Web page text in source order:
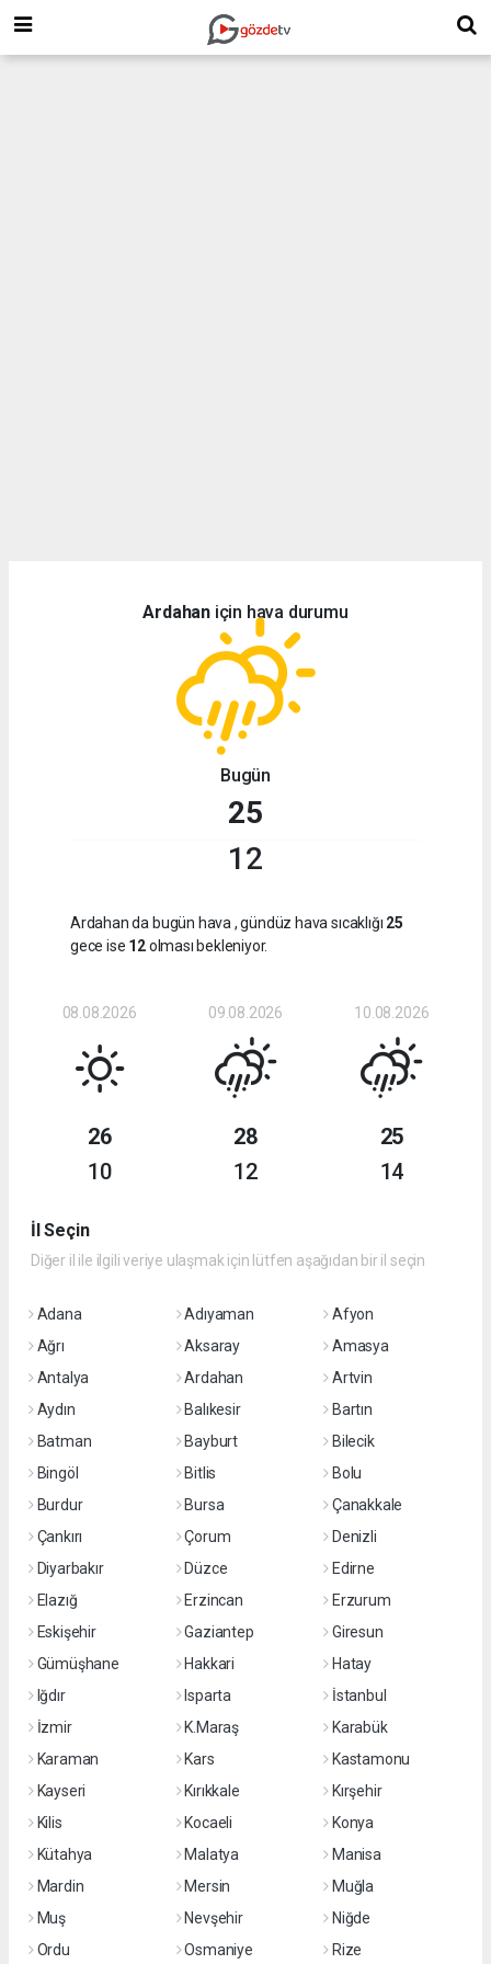
Ardahaniçin hava durumu
Bugün
25
12
Ardahan da bugün hava , gündüz hava sıcaklığı 25
gece ise 12olması bekleniyor.
08.08.2026
26
10
09.08.2026
28
12
10.08.2026
25
14
İl Seçin
Diğer il ile ilgili veriye ulaşmak için lütfen aşağıdan bir il seçin
Adana Adıyaman
Afyon
Ağrı
Aksaray
Amasya
Antalya
Ardahan
Artvin
Aydın
Balıkesir
Bartın
Batman
Bayburt
Bilecik
Bingöl
Bitlis
Bolu
Burdur
Bursa
Çanakkale
Çankırı
Çorum
Denizli
Diyarbakır
Düzce
Edirne
Elazığ
Erzincan
Erzurum
Eskişehir
Gaziantep
Giresun
Gümüşhane
Hakkari
Hatay
Iğdır
Isparta
İstanbul
İzmir
K.Maraş
Karabük
Karaman
Kars
Kastamonu
Kayseri
Kırıkkale
Kırşehir
Kilis
Kocaeli
Konya
Kütahya
Malatya
Manisa
Mardin
Mersin
Muğla
Muş
Nevşehir
Niğde
Ordu
Osmaniye Rize